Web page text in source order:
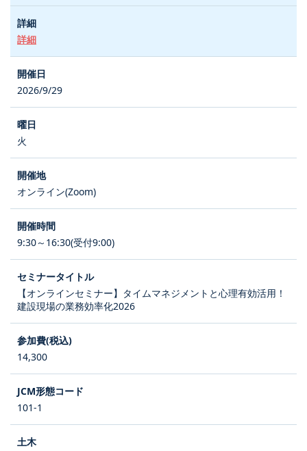
詳細
2026/9/29
火
オンライン(Zoom)
9:30～16:30(受付9:00)
【オンラインセミナー】タイムマネジメントと心理有効活用！
建設現場の業務効率化2026
14,300
101-1